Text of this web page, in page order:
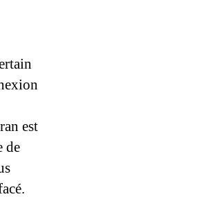
est
de